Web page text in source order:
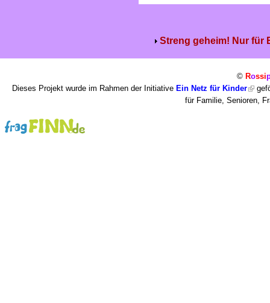
Streng geheim! Nur für
© Rossi
Dieses Projekt wurde im Rahmen der Initiative Ein Netz für Kinder
für Familie, Senioren,